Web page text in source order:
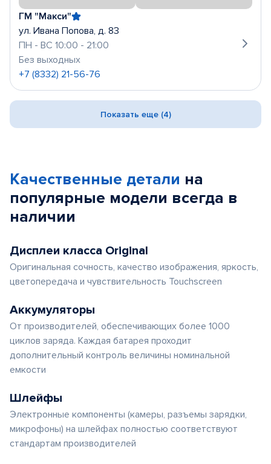
ГМ "Макси"
ул. Ивана Попова, д. 83
ПН - ВС 10:00 - 21:00
Без выходных
+7 (8332) 21-56-76
Показать еще (4)
Качественные детали на
популярные модели всегда в
наличии
Дисплеи класса Original
Оригинальная сочность, качество изображения, яркость,
цветопередача и чувствительность Touchscreen
Аккумуляторы
От производителей, обеспечивающих более 1000
циклов заряда. Каждая батарея проходит
дополнительный контроль величины номинальной
емкости
Шлейфы
Электронные компоненты (камеры, разъемы зарядки,
микрофоны) на шлейфах полностью соответствуют
стандартам производителей